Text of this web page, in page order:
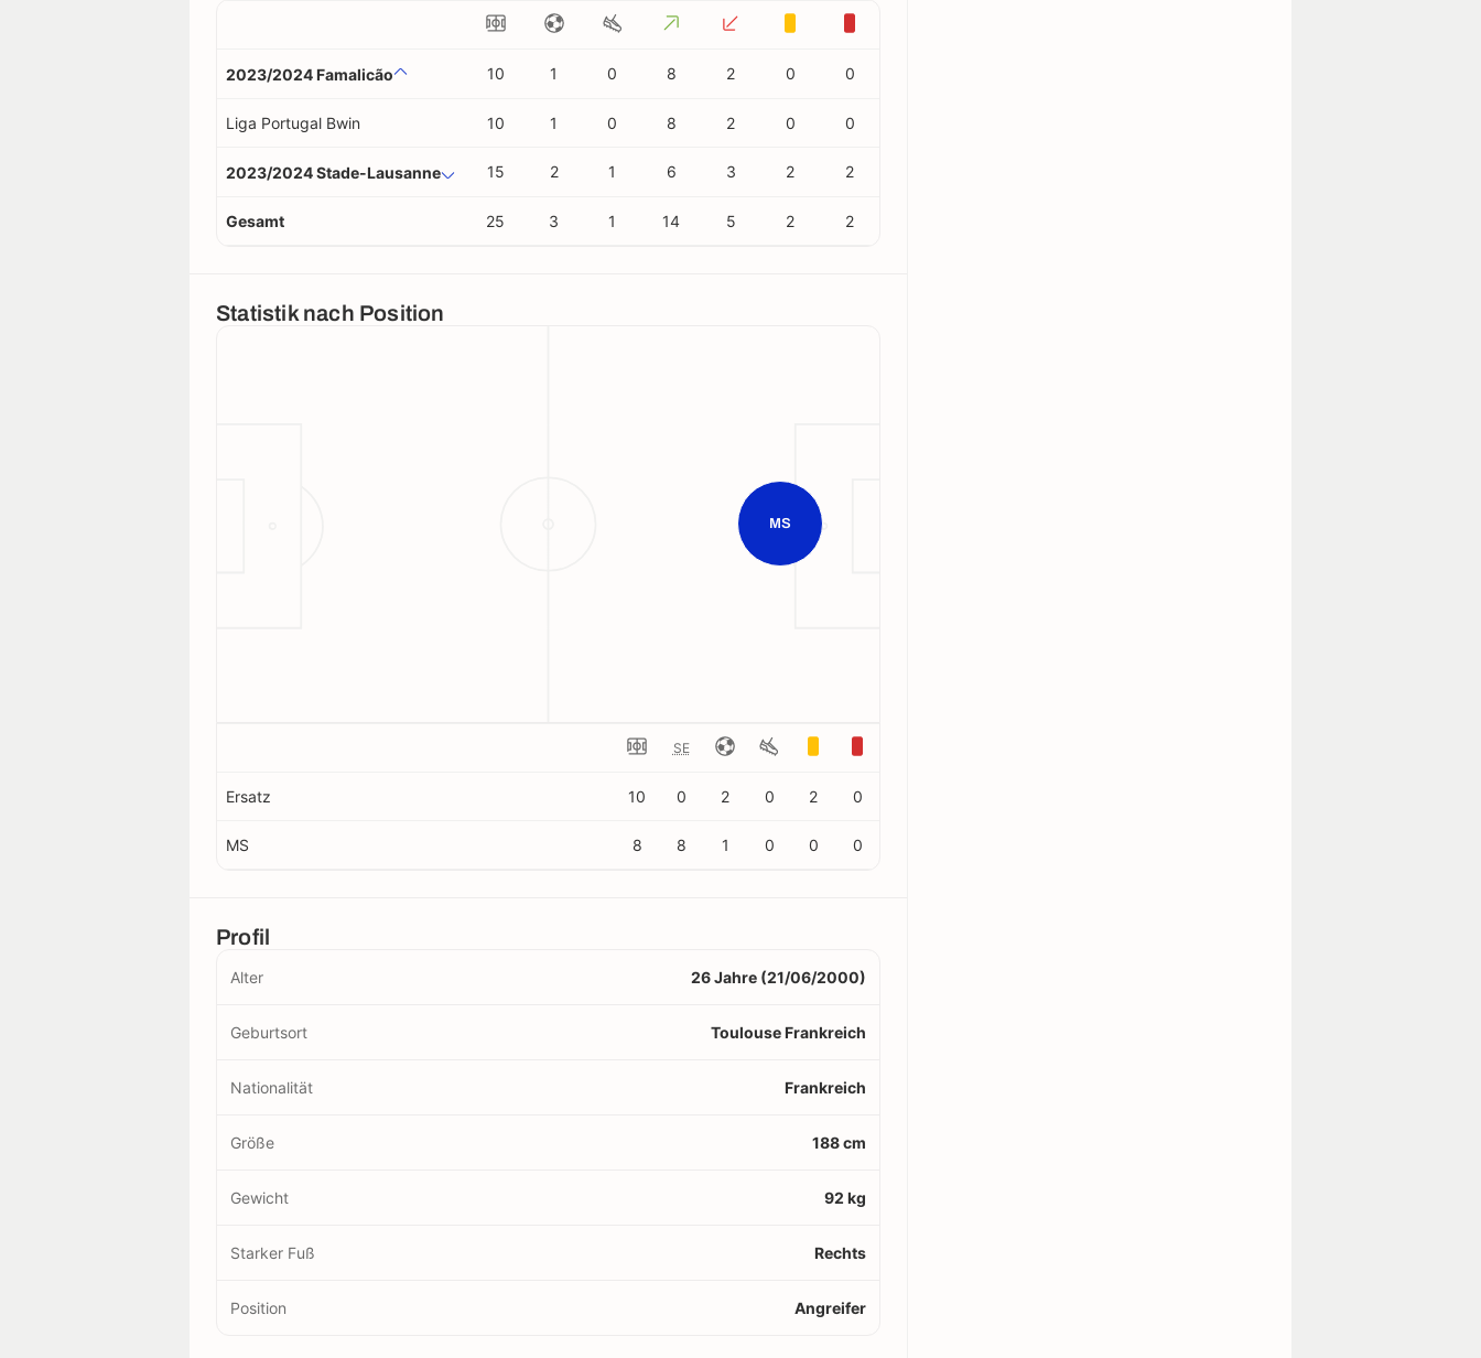
2023/2024 Famalicão 10 1 0 8 2 0 0
Liga Portugal Bwin 10 1 0 8 2 0 0
2023/2024 Stade-Lausanne 15 2 1 6 3 2 2
Gesamt 25 3 1 14 5 2 2
Statistik nach Position
MS
SE
Ersatz 10 0 2 0 2 0
MS 8 8 1 0 0 0
Profil
Alter 26 Jahre (21/06/2000)
Geburtsort Toulouse Frankreich
Nationalität Frankreich
Größe 188 cm
Gewicht 92 kg
Starker Fuß Rechts
Position Angreifer